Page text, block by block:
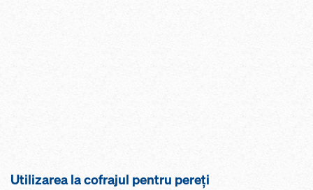
Utilizarea la cofrajul pentru pereți